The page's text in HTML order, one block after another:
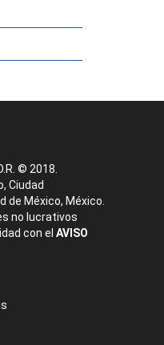
© 2018.
Ciudad
de México, México.
no lucrativos
con el AVISO